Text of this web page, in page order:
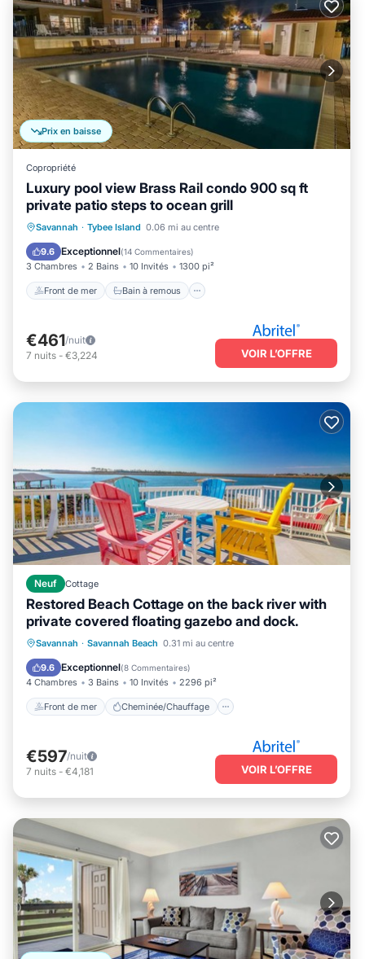
Prix en baisse
Copropriété
Luxury pool view Brass Rail condo 900 sq ft
private patio steps to ocean grill
Savannah · Tybee Island 0.06 mi au centre
9.6 Exceptionnel(14 Commentaires)
3 Chambres 2 Bains 10 Invités 1300 pi²
Front de mer Bain à remous
Front de mer
Bain à remous
Cheminée/Chauffage
€461/nuit
7 nuits - €3,224 VOIR L’OFFRE
Neuf Cottage
Restored Beach Cottage on the back river with
private covered floating gazebo and dock.
Savannah · Savannah Beach 0.31 mi au centre
9.6 Exceptionnel(8 Commentaires)
4 Chambres 3 Bains 10 Invités 2296 pi²
Front de mer Cheminée/Chauffage
Front de mer
Cheminée/Chauffage
Vue sur l’océan
Balcon/Terrasse
€597/nuit
7 nuits - €4,181 VOIR L’OFFRE